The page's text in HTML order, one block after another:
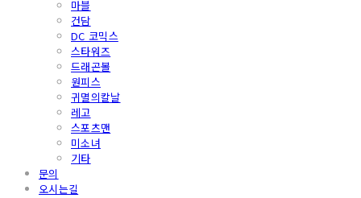
마블
건담
DC 코믹스
스타워즈
드래곤볼
원피스
귀멸의칼날
레고
스포츠맨
미소녀
기타
문의
오시는길